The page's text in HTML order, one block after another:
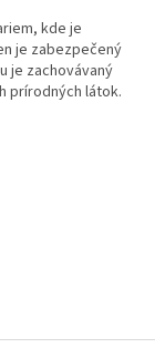
kde je
je zabezpečený
je zachovávaný
prírodných látok.